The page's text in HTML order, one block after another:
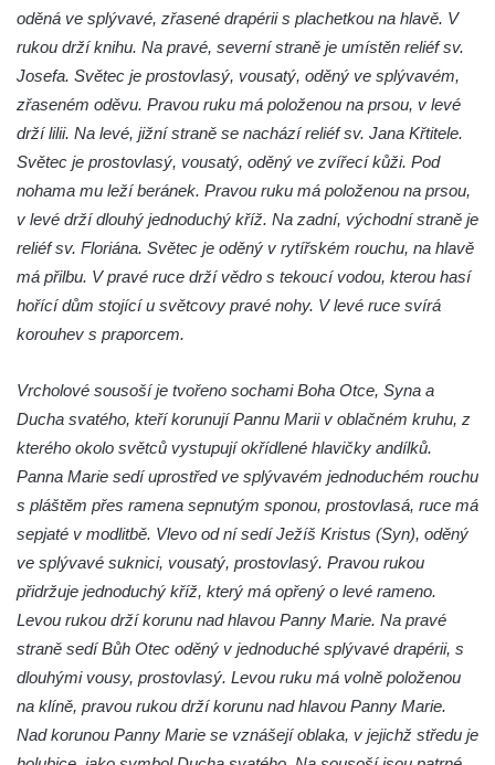
Socha Roháč v ZOO Hluboká
Socha Mystik v ZOO Hluboká
Reliéf Rodina a práce na budově záložny
Socha Jana Valeria Jirsíka u Černé věže v
Českých Budějovicích
Socha Krista klesajícího pod křížem u
kostela svatého Mikuláše v Českých
Budějovicích
Socha svatého Jana Nepomuckého u
kostela svaté Rodiny v Českých
Socha S tebou v parku na Senovážném
náměstí v Českých Budějovicích
Socha Tornádo v parku na Senovážném
náměstí v Českých Budějovicích
Sousoší Humanoidi na Lannově třídě v
Českých Budějovicích
Pomník Vojtěcha Adalberta Lanny v parku
Na Sadech v Českých Budějovicích
Pomník Přemysla Otakara II. v parku Na
Sadech v Českých Budějovicích
Socha Mateřství v parku Na Sadech v
Českých Budějovicích
oděná ve splývavé, zřasené drapérii s plachetkou na hlavě. V
rukou drží knihu. Na pravé, severní straně je umístěn reliéf sv.
Josefa. Světec je prostovlasý, vousatý, oděný ve splývavém,
zřaseném oděvu. Pravou ruku má položenou na prsou, v levé
drží lilii. Na levé, jižní straně se nachází reliéf sv. Jana Křtitele.
Světec je prostovlasý, vousatý, oděný ve zvířecí kůži. Pod
nohama mu leží beránek. Pravou ruku má položenou na prsou,
v levé drží dlouhý jednoduchý kříž. Na zadní, východní straně je
reliéf sv. Floriána. Světec je oděný v rytířském rouchu, na hlavě
má přilbu. V pravé ruce drží vědro s tekoucí vodou, kterou hasí
hořící dům stojící u světcovy pravé nohy. V levé ruce svírá
korouhev s praporcem.
Vrcholové sousoší je tvořeno sochami Boha Otce, Syna a
Ducha svatého, kteří korunují Pannu Marii v oblačném kruhu, z
kterého okolo světců vystupují okřídlené hlavičky andílků.
Panna Marie sedí uprostřed ve splývavém jednoduchém rouchu
s pláštěm přes ramena sepnutým sponou, prostovlasá, ruce má
sepjaté v modlitbě. Vlevo od ní sedí Ježíš Kristus (Syn), oděný
ve splývavé suknici, vousatý, prostovlasý. Pravou rukou
přidržuje jednoduchý kříž, který má opřený o levé rameno.
Levou rukou drží korunu nad hlavou Panny Marie. Na pravé
straně sedí Bůh Otec oděný v jednoduché splývavé drapérii, s
dlouhými vousy, prostovlasý. Levou ruku má volně položenou
na klíně, pravou rukou drží korunu nad hlavou Panny Marie.
Nad korunou Panny Marie se vznášejí oblaka, v jejichž středu je